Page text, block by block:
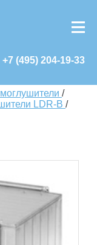
+7 (495) 204-19-33
/
LDR-B /